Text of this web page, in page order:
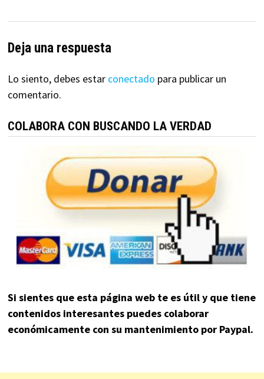
Deja una respuesta
Lo siento, debes estar conectado para publicar un
comentario.
COLABORA CON BUSCANDO LA VERDAD
Si sientes que esta página web te es útil y que tiene
contenidos interesantes puedes colaborar
económicamente con su mantenimiento por Paypal.